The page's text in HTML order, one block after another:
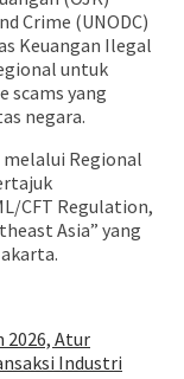
Crime (UNODC)
Keuangan Ilegal
untuk
scams yang
negara.
Regional
CFT Regulation,
Asia” yang
2026, Atur
Industri